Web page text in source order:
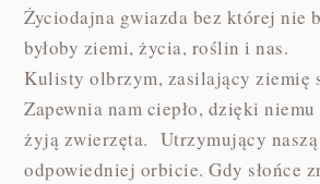
Życiodajna gwiazda bez której nie
byłoby ziemi, życia, roślin i nas.
Kulisty olbrzym, zasilający ziemię
Zapewnia nam ciepło, dzięki
żyją zwierzęta. Utrzymujący naszą
odpowiedniej orbicie. Gdy słońce